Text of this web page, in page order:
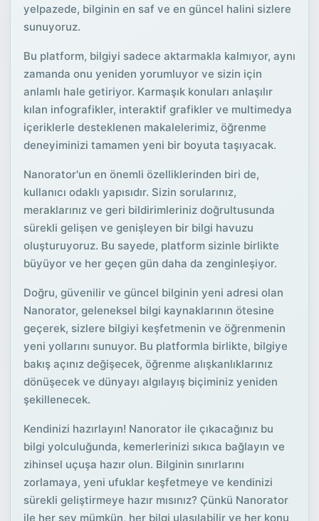
yelpazede, bilginin en saf ve en güncel halini sizlere
sunuyoruz.
Bu platform, bilgiyi sadece aktarmakla kalmıyor, aynı
zamanda onu yeniden yorumluyor ve sizin için
anlamlı hale getiriyor. Karmaşık konuları anlaşılır
kılan infografikler, interaktif grafikler ve multimedya
içeriklerle desteklenen makalelerimiz, öğrenme
deneyiminizi tamamen yeni bir boyuta taşıyacak.
Nanorator'un en önemli özelliklerinden biri de,
kullanıcı odaklı yapısıdır. Sizin sorularınız,
meraklarınız ve geri bildirimleriniz doğrultusunda
sürekli gelişen ve genişleyen bir bilgi havuzu
oluşturuyoruz. Bu sayede, platform sizinle birlikte
büyüyor ve her geçen gün daha da zenginleşiyor.
Doğru, güvenilir ve güncel bilginin yeni adresi olan
Nanorator, geleneksel bilgi kaynaklarının ötesine
geçerek, sizlere bilgiyi keşfetmenin ve öğrenmenin
yeni yollarını sunuyor. Bu platformla birlikte, bilgiye
bakış açınız değişecek, öğrenme alışkanlıklarınız
dönüşecek ve dünyayı algılayış biçiminiz yeniden
şekillenecek.
Kendinizi hazırlayın! Nanorator ile çıkacağınız bu
bilgi yolculuğunda, kemerlerinizi sıkıca bağlayın ve
zihinsel uçuşa hazır olun. Bilginin sınırlarını
zorlamaya, yeni ufuklar keşfetmeye ve kendinizi
sürekli geliştirmeye hazır mısınız? Çünkü Nanorator
ile her şey mümkün, her bilgi ulaşılabilir ve her konu